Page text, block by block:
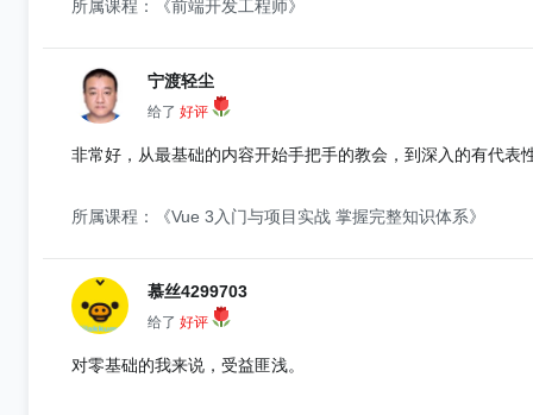
所属课程：《前端开发工程师》
宁渡轻尘
给了 好评
非常好，从最基础的内容开始手把手的教会，到深入的有代表
所属课程：《Vue 3入门与项目实战 掌握完整知识体系》
慕丝4299703
给了 好评
对零基础的我来说，受益匪浅。